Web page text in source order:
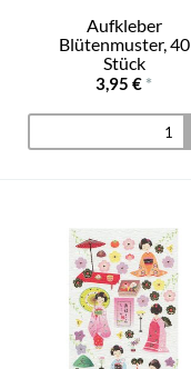
Aufkleber
Blütenmuster, 40
Stück
3,95 € *